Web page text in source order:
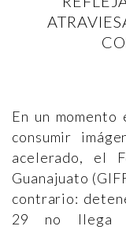
En un
consumir
acelerado, el
Guanajuato
contrario:
29 no llega